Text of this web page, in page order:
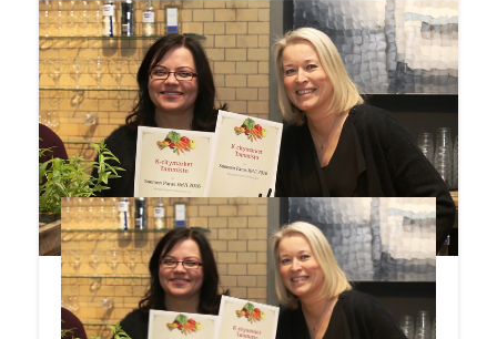
Vantaalla sijaitseva K-citymarket Tammisto
valittiin Suomen Parhaimmaksi HeVi kaupaksi
2016 hypermarkettien sarjassa vuonna. Se
valittiin myös parhaimmaksi luomuvihannesten
ja -hedelmien kaupaksi. Marketsarjassa
parhaimmaksi arvioitiin turkulainen S-market
Wiklund Herkun hedelmä- ja vihannesosasto.